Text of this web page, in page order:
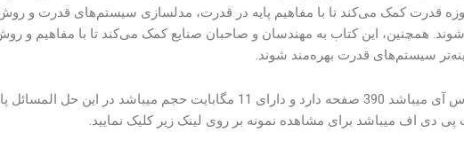
قدرت کمک می‌کند تا با مفاهیم پایه در قدرت، مدلسازی سیستم‌های قدرت و
همچنین، این کتاب به مهندسان و صاحبان صنایع کمک می‌کند تا با مفاهیم و
سیستم‌های قدرت بهره‌مند شوند.
این حل المسائل ویرایش هشتم اس آی میباشد 390 صفحه دارد و دارای 11 مگابایت حجم
دی اف میباشد برای مشاهده نمونه بر روی لینک زیر کلیک نمایید.